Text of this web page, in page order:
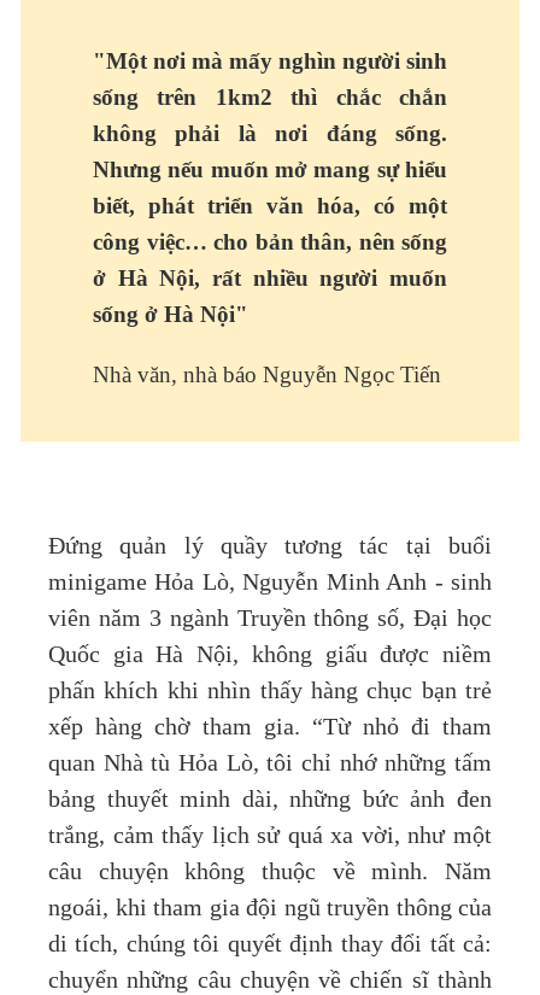
"Một nơi mà mấy nghìn người sinh
sống trên 1km2 thì chắc chắn
không phải là nơi đáng sống.
Nhưng nếu muốn mở mang sự hiểu
biết, phát triển văn hóa, có một
công việc… cho bản thân, nên sống
ở Hà Nội, rất nhiều người muốn
sống ở Hà Nội"
Nhà văn, nhà báo Nguyễn Ngọc Tiến
Đứng quản lý quầy tương tác tại buổi
minigame Hỏa Lò, Nguyễn Minh Anh - sinh
viên năm 3 ngành Truyền thông số, Đại học
Quốc gia Hà Nội, không giấu được niềm
phấn khích khi nhìn thấy hàng chục bạn trẻ
xếp hàng chờ tham gia. “Từ nhỏ đi tham
quan Nhà tù Hỏa Lò, tôi chỉ nhớ những tấm
bảng thuyết minh dài, những bức ảnh đen
trắng, cảm thấy lịch sử quá xa vời, như một
câu chuyện không thuộc về mình. Năm
ngoái, khi tham gia đội ngũ truyền thông của
di tích, chúng tôi quyết định thay đổi tất cả:
chuyển những câu chuyện về chiến sĩ thành